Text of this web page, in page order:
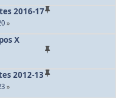
2016-17
»
X
2012-13
»